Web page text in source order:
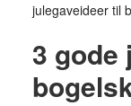
julegaveideer til
3 gode